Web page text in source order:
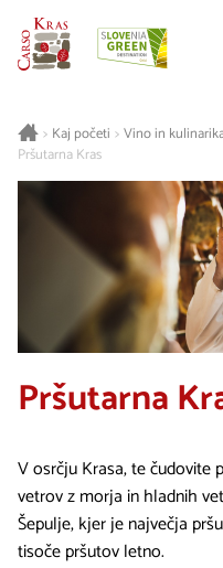
> Kaj početi > Vino in
Pršutarna Kras
Pršutarna
V osrčju Krasa, te čudovite
vetrov z morja in hladnih
Šepulje, kjer je največja
tisoče pršutov letno.